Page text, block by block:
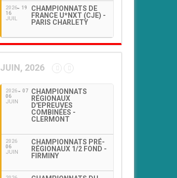
2026
16
JUIL
19
CHAMPIONNATS DE
FRANCE U*NXT (CJE) -
PARIS CHARLETY
JUIN, 2026
2026
06
JUIN
07
CHAMPIONNATS
RÉGIONAUX
D'EPREUVES
COMBINÉES -
CLERMONT
2026
06
JUIN
CHAMPIONNATS PRÉ-
RÉGIONAUX 1/2 FOND -
FIRMINY